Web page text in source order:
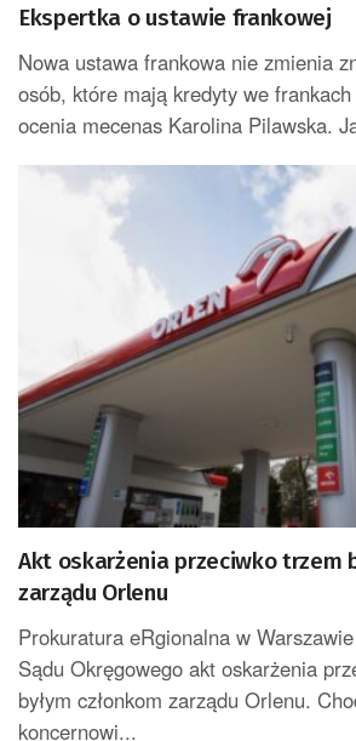
Ekspertka o ustawie frankowej
Nowa ustawa frankowa nie zmienia
osób, które mają kredyty we
ocenia mecenas Karolina Pilawska.
Akt oskarżenia przeciwko trzem
zarządu Orlenu
Prokuratura eRgionalna w
Sądu Okręgowego akt oskarżenia
byłym członkom zarządu Orlenu.
koncernowi...